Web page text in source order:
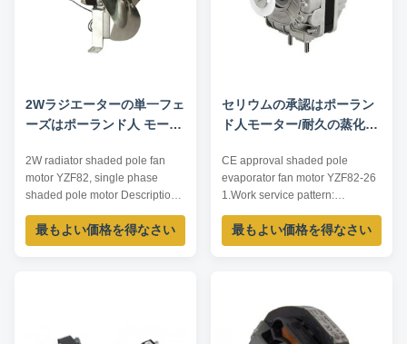
2Wラジエーターの単一フェ
ーズはポーランド人 モータ
影で覆った
2W radiator shaded pole fan
motor YZF82, single phase
shaded pole motor Description
of the shaded pole fan motor
YZF series motors are shaded
pole motors with single phase, 4
最もよい価格を得なさい
セリウムの承認はポーラン
ド人モーター/耐久の蒸化器
--を影で覆いました
CE approval shaded pole
evaporator fan motor YZF82-26
1.Work service pattern:
Continuously 2.Lower noise and
highly Efficiency Product
Description YZF series motors
240V, 50/60Hz or 110V, 60Hz.
They are widely used ...
最もよい価格を得なさい